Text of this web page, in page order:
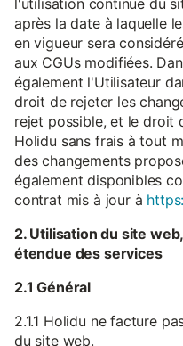
l'utilisation continue du
après la date à laquelle
en vigueur sera
aux CGUs modifiées.
également l'Utilisateur
droit de rejeter les
rejet possible, et le droit
Holidu sans frais à tout
des changements
également disponibles
contrat mis à jour à
2. Utilisation du site
étendue des services
2.1 Général
2.1.1 Holidu ne facture
du site web.